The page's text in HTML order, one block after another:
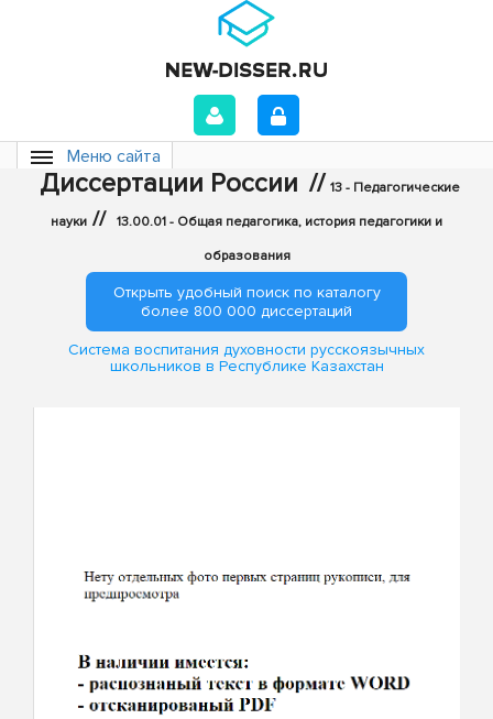
Меню сайта
Диссертации России // 13 - Педагогические
науки // 13.00.01 - Общая педагогика, история педагогики и
образования
Открыть удобный поиск по каталогу
более 800 000 диссертаций
Система воспитания духовности русскоязычных
школьников в Республике Казахстан